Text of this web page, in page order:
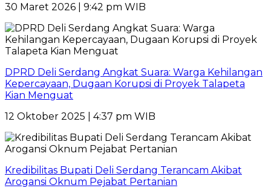
30 Maret 2026 | 9:42 pm WIB
DPRD Deli Serdang Angkat Suara: Warga Kehilangan
Kepercayaan, Dugaan Korupsi di Proyek Talapeta
Kian Menguat
12 Oktober 2025 | 4:37 pm WIB
Kredibilitas Bupati Deli Serdang Terancam Akibat
Arogansi Oknum Pejabat Pertanian